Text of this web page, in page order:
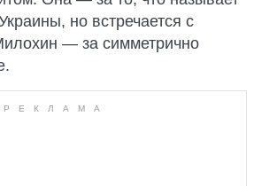
но встречается с
— за симметрично